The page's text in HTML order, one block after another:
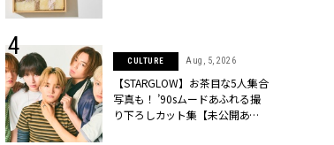
CULTURE Aug, 5, 2026
【STARGLOW】お茶目な5人集合
写真も！ ’90sムードあふれる撮
り下ろしカット集【未公開あ